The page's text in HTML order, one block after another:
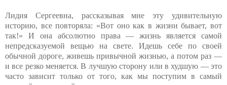
Лидия Сергеевна, рассказывая мне эту удивительную
историю, все повторяла: «Вот оно как в жизни бывает, вот
так!» И она абсолютно права — жизнь является самой
непредсказуемой вещью на свете. Идешь себе по своей
обычной дороге, живешь привычной жизнью, а потом раз —
и все резко меняется. В лучшую сторону или в худшую — это
часто зависит только от того, как мы поступим в самый